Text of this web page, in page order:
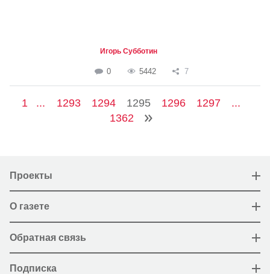
Игорь Субботин
0 5442 7
1 ... 1293 1294 1295 1296 1297
...
1362
Проекты
О газете
Обратная связь
Подписка